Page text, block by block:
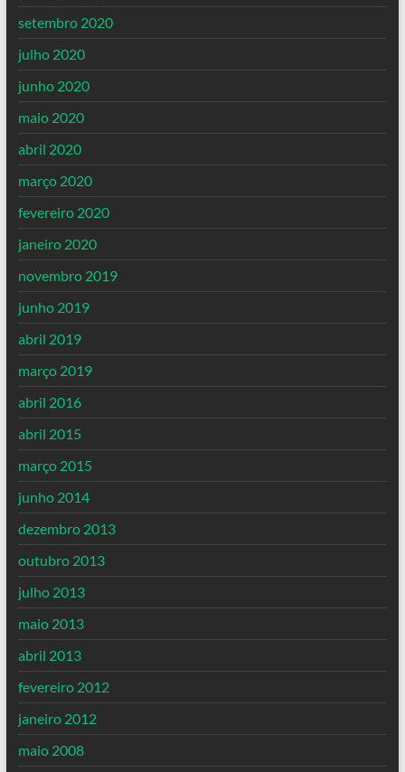
setembro 2020
julho 2020
junho 2020
maio 2020
abril 2020
março 2020
fevereiro 2020
janeiro 2020
novembro 2019
junho 2019
abril 2019
março 2019
abril 2016
abril 2015
março 2015
junho 2014
dezembro 2013
outubro 2013
julho 2013
maio 2013
abril 2013
fevereiro 2012
janeiro 2012
maio 2008